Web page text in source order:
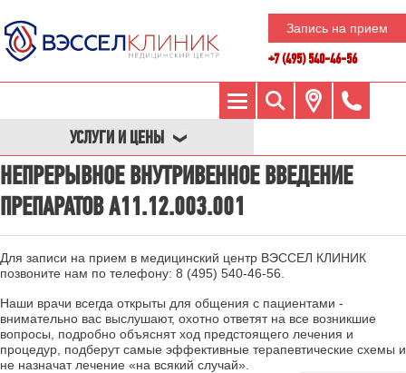
Запись на прием
+7 (495) 540-46-56
УСЛУГИ И ЦЕНЫ
НЕПРЕРЫВНОЕ ВНУТРИВЕННОЕ ВВЕДЕНИЕ
ПРЕПАРАТОВ A11.12.003.001
Для записи на прием в медицинский центр ВЭССЕЛ КЛИНИК
позвоните нам по телефону: 8 (495) 540-46-56
Наши врачи всегда открыты для общения с пациентами -
внимательно вас выслушают, охотно ответят на все возникшие
вопросы, подробно объяснят ход предстоящего лечения и
процедур, подберут самые эффективные терапевтические схемы и
не назначат лечение «на всякий случай».